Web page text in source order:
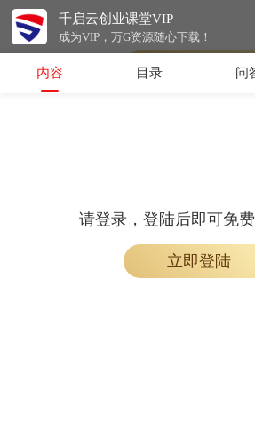
千启云创业课堂VIP
成为VIP，万G资源随心下载！
请登录，登陆后即可免
内容 目录 问
请登录，登陆后即可免
立即登陆